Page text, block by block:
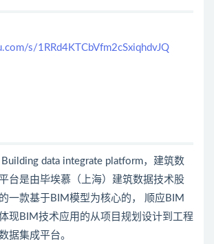
s/1RRd4KTCbVfm2cSxiqhdvJQ
data integrate platform，建筑数
台是由毕埃慕（上海）建筑数据技术股
一款基于BIM模型为核心的， 顺应BIM
现BIM技术应用的从项目规划设计到工程
据集成平台。